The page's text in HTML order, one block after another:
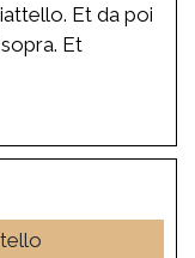
Et da poi
Et